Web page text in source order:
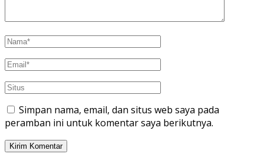
Simpan nama, email, dan situs web saya pada
peramban ini untuk komentar saya berikutnya.